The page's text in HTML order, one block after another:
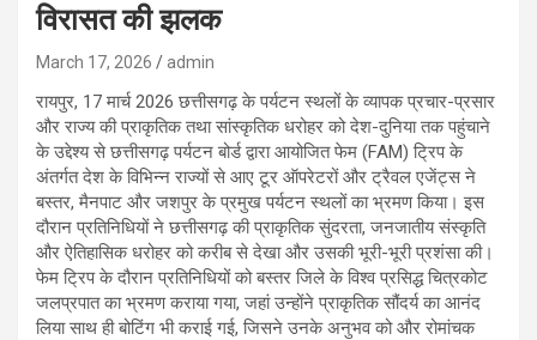
विरासत की झलक
March 17, 2026 admin
रायपुर, 17 मार्च 2026 छत्तीसगढ़ के पर्यटन स्थलों के व्यापक प्रचार-प्रसार
और राज्य की प्राकृतिक तथा सांस्कृतिक धरोहर को देश-दुनिया तक पहुंचाने
के उद्देश्य से छत्तीसगढ़ पर्यटन बोर्ड द्वारा आयोजित फेम (FAM) ट्रिप के
अंतर्गत देश के विभिन्न राज्यों से आए टूर ऑपरेटरों और ट्रैवल एजेंट्स ने
बस्तर, मैनपाट और जशपुर के प्रमुख पर्यटन स्थलों का भ्रमण किया। इस
दौरान प्रतिनिधियों ने छत्तीसगढ़ की प्राकृतिक सुंदरता, जनजातीय संस्कृति
और ऐतिहासिक धरोहर को करीब से देखा और उसकी भूरी-भूरी प्रशंसा की।
फेम ट्रिप के दौरान प्रतिनिधियों को बस्तर जिले के विश्व प्रसिद्ध चित्रकोट
जलप्रपात का भ्रमण कराया गया, जहां उन्होंने प्राकृतिक सौंदर्य का आनंद
लिया साथ ही बोटिंग भी कराई गई, जिसने उनके अनुभव को और रोमांचक